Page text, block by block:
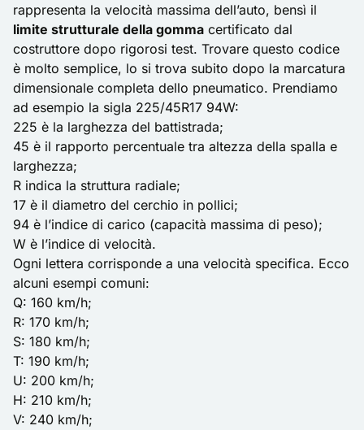
rappresenta la velocità massima dell’auto, bensì il
limite strutturale della gomma certificato dal
costruttore dopo rigorosi test. Trovare questo codice
è molto semplice, lo si trova subito dopo la marcatura
dimensionale completa dello pneumatico. Prendiamo
ad esempio la sigla 225/45R17 94W:
225 è la larghezza del battistrada;
45 è il rapporto percentuale tra altezza della spalla e
larghezza;
R indica la struttura radiale;
17 è il diametro del cerchio in pollici;
94 è l’indice di carico (capacità massima di peso);
W è l’indice di velocità.
Ogni lettera corrisponde a una velocità specifica. Ecco
alcuni esempi comuni:
Q: 160 km/h;
R: 170 km/h;
S: 180 km/h;
T: 190 km/h;
U: 200 km/h;
H: 210 km/h;
V: 240 km/h;